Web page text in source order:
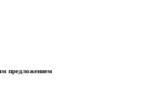
предложением